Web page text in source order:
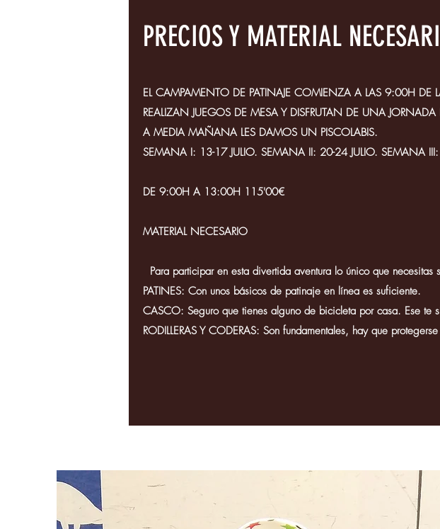
PRECIOS Y MATERIAL
EL CAMPAMENTO DE PATINAJE COMIENZA A LAS 9:00H
REALIZAN JUEGOS DE MESA Y DISFRUTAN DE UNA JORNADA
A MEDIA MAÑANA LES DAMOS UN PISCOLABIS.
SEMANA I: 13-17 JULIO. SEMANA II: 20-24 JULIO. SEMANA
DE 9:00H A 13:00H 115'00€
MATERIAL NECESARIO
Para participar en esta divertida aventura lo único que necesitas
PATINES: Con unos básicos de patinaje en línea es suficiente.
CASCO: Seguro que tienes alguno de bicicleta por casa. Ese te
RODILLERAS Y CODERAS: Son fundamentales, hay que